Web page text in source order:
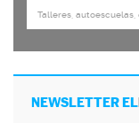
NEWSLETTER EL